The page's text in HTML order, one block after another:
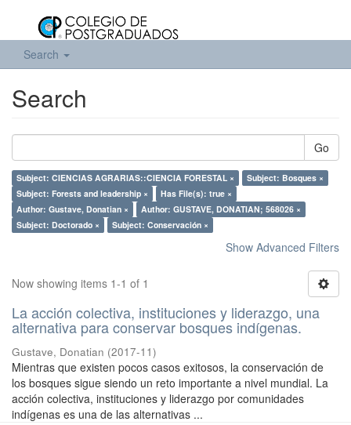
Search
Search
Go
Subject: CIENCIAS AGRARIAS::CIENCIA FORESTAL ×
Subject: Bosques ×
Subject: Forests and leadership ×
Has File(s): true ×
Author: Gustave, Donatian ×
Author: GUSTAVE, DONATIAN; 568026 ×
Subject: Doctorado ×
Subject: Conservación ×
Show Advanced Filters
Now showing items 1-1 of 1
La acción colectiva, instituciones y liderazgo, una
alternativa para conservar bosques indígenas.
Gustave, Donatian (2017-11)
Mientras que existen pocos casos exitosos, la conservación de
los bosques sigue siendo un reto importante a nivel mundial. La
acción colectiva, instituciones y liderazgo por comunidades
indígenas es una de las alternativas ...